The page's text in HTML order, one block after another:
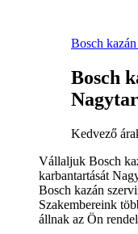
Bosch
Bosch
Kedvező
Vállaljuk Bosch
karbantartását
Bosch kazán
Szakembereink
állnak az Ön